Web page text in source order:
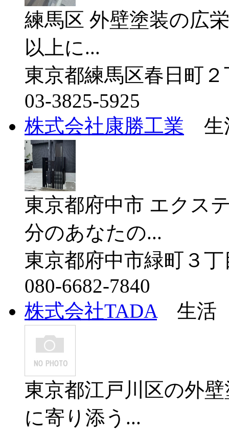
練馬区 外壁塗装の広
以上に...
東京都練馬区春日町
03-3825-5925
株式会社康勝工業 生
東京都府中市 エクス
分のあなたの...
東京都府中市緑町３丁
080-6682-7840
株式会社TADA 生活
東京都江戸川区の外
に寄り添う...